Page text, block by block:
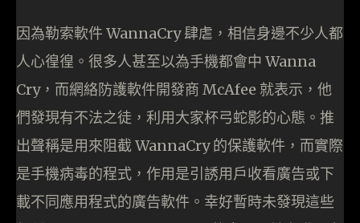
因為勒索軟件 WannaCry 肆虐，相信身邊不少人都
人心徨徨。很多人甚至以為手機都會中 Wanna
Cry，而網絡防護軟件開發商 McAfee 就表示，他
們發現有不法之徒，利用大家杯弓蛇影的心態。推
出聲稱是用來阻截 WannaCry 的保護軟件，而實際
是手機病毒的程式，作用是引誘用戶收看廣告或下
載不同應用程式的廣告軟件。幸好暫時未發現這些